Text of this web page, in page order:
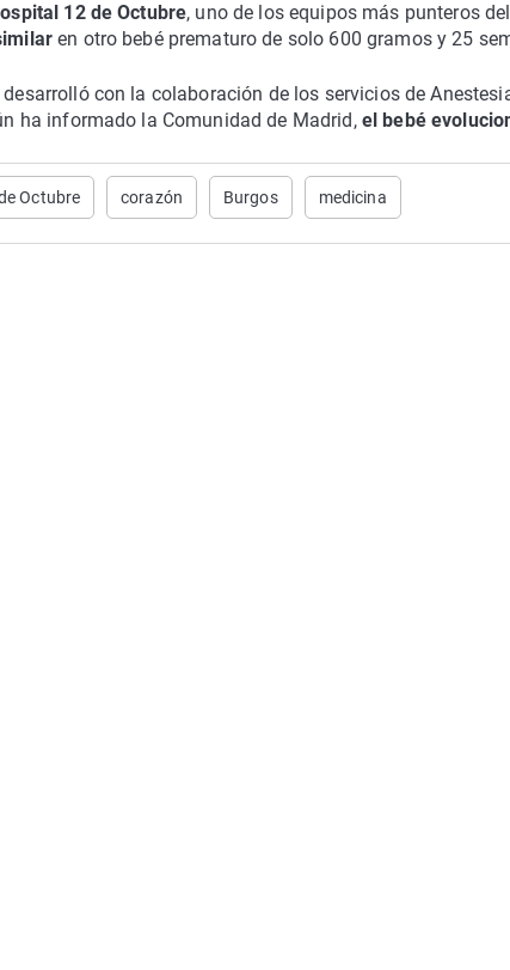
12 de Octubre, uno de los equipos más punteros
en otro bebé prematuro de solo 600 gramos y 25
con la colaboración de los servicios de
ha informado la Comunidad de Madrid,el bebé
Octubre corazón Burgos medicina